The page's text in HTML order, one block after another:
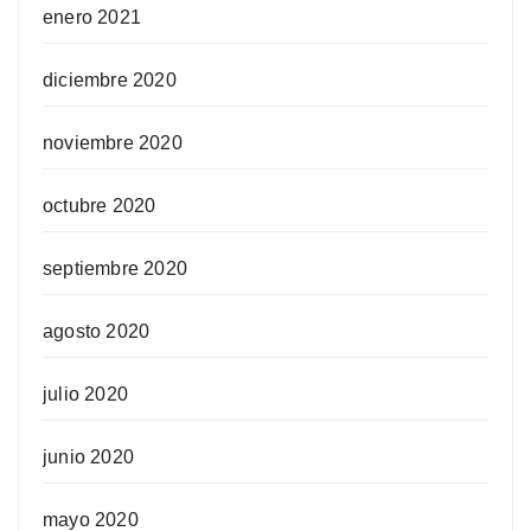
enero 2021
diciembre 2020
noviembre 2020
octubre 2020
septiembre 2020
agosto 2020
julio 2020
junio 2020
mayo 2020